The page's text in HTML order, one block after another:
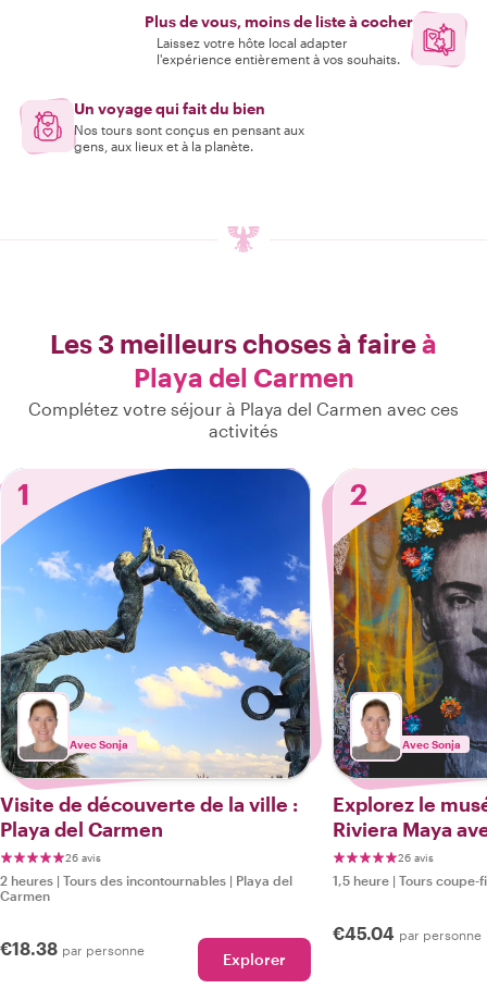
Plus de vous, moins de liste à cocher
Laissez votre hôte local adapter
l'expérience entièrement à vos souhaits.
Un voyage qui fait du bien
Nos tours sont conçus en pensant aux
gens, aux lieux et à la planète.
Les 3 meilleurs choses à faireà
Playa del Carmen
Complétez votre séjour à Playa del Carmen avec ces
activités
1
Avec Sonja
Visite de découverte de la ville :
Playa del Carmen
26 avis
2 heures | Tours des incontournables | Playa del
Carmen
€18.38 par personne Explorer
2
Avec Sonja
Explorez le
Riviera Maya
26 avis
1,5 heure | Tours coupe-
€45.04 par personne